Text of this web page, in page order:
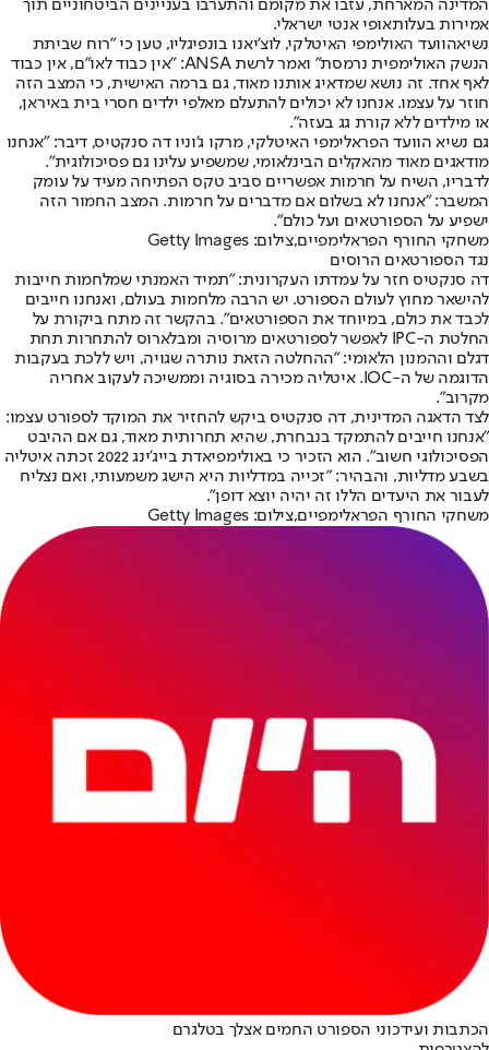
המדינה המארחת, עזבו את מקומם והתערבו בעניינים הביטחוניים תוך
אמירות בעלותאופי אנטי ישראלי.
נשיאהוועד האולימפי האיטלקי, לוצ'יאנו בונפיגליו, טען כי "רוח שביתת
הנשק האולימפית נרמסת" ואמר לרשת ANSA: "אין כבוד לאו"ם, אין כבוד
לאף אחד. זה נושא שמדאיג אותנו מאוד, גם ברמה האישית, כי המצב הזה
חוזר על עצמו. אנחנו לא יכולים להתעלם מאלפי ילדים חסרי בית באיראן,
או מילדים ללא קורת גג בעזה".
גם נשיא הוועד הפראלימפי האיטלקי, מרקו ג'וניו דה סנקטיס, דיבר: "אנחנו
מודאגים מאוד מהאקלים הבינלאומי, שמשפיע עלינו גם פסיכולוגית".
לדבריו, השיח על חרמות אפשריים סביב טקס הפתיחה מעיד על עומק
המשבר: "אנחנו לא בשלום אם מדברים על חרמות. המצב החמור הזה
ישפיע על הספורטאים ועל כולם".
משחקי החורף הפראלימפיים,צילום: Getty Images
נגד הספורטאים הרוסים
דה סנקטיס חזר על עמדתו העקרונית: "תמיד האמנתי שמלחמות חייבות
להישאר מחוץ לעולם הספורט. יש הרבה מלחמות בעולם, ואנחנו חייבים
לכבד את כולם, במיוחד את הספורטאים". בהקשר זה מתח ביקורת על
החלטת ה-IPC לאפשר לספורטאים מרוסיה ומבלארוס להתחרות תחת
דגלם וההמנון הלאומי: "ההחלטה הזאת נותרה שגויה, ויש ללכת בעקבות
הדוגמה של ה-IOC. איטליה מכירה בסוגיה וממשיכה לעקוב אחריה
מקרוב".
לצד הדאגה המדינית, דה סנקטיס ביקש להחזיר את המוקד לספורט עצמו:
"אנחנו חייבים להתמקד בנבחרת, שהיא תחרותית מאוד, גם אם ההיבט
הפסיכולוגי חשוב". הוא הזכיר כי באולימפיאדת בייג'ינג 2022 זכתה איטליה
בשבע מדליות, והבהיר: "זכייה במדליות היא הישג משמעותי, ואם נצליח
לעבור את היעדים הללו זה יהיה יוצא דופן".
משחקי החורף הפראלימפיים,צילום: Getty Images
הכתבות ועידכוני הספורט החמים אצלך בטלגרם